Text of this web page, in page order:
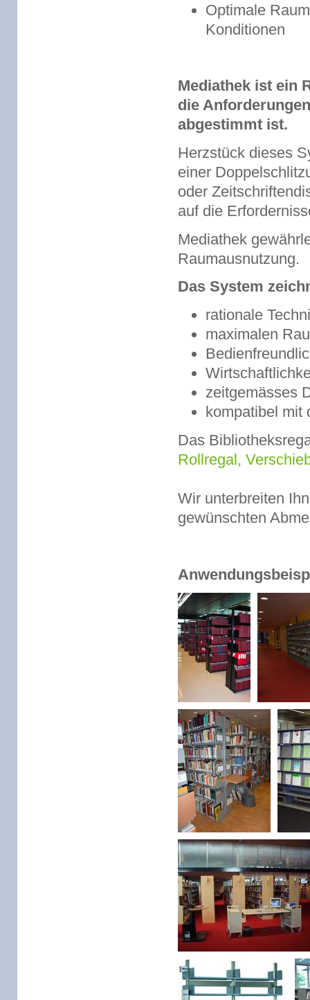
Optimale
Konditionen
Mediathek ist ein
die
abgestimmt ist.
Herzstück dieses
einer
oder
auf die
Mediathek
Raumausnutzung.
Das System
rationale
maximalen
zeitgemässes
kompatibel mit
Das
Rollregal,
Wir unterbreiten
gewünschten